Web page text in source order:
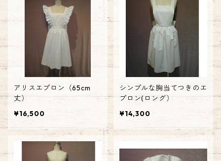
アリスエプロン（65cm
丈）
¥16,500
シンプルな胸当てつきのエ
プロン(ロング）
¥14,300